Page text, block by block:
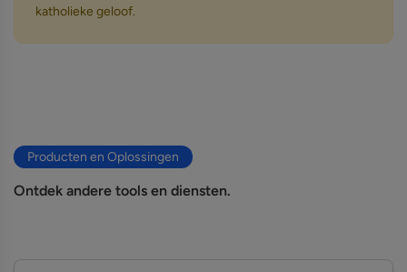
katholieke geloof.
Producten en Oplossingen
Ontdek andere tools en diensten.